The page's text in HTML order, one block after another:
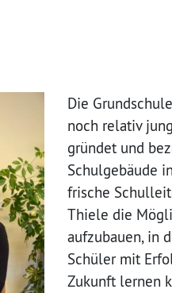
Die
noch relativ
grün­det und
Schul­ge­bäu­de
frische
Thiele die
aufzubauen, in
Schüler mit
Zukunft lernen